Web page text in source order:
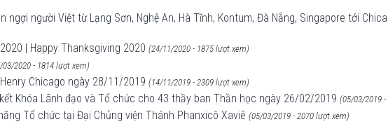
người Việt từ Lạng Sơn, Nghệ An, Hà Tĩnh, Kontum, Đà Nẵng, Singapore tới
| Happy Thanksgiving 2020 (24/11/2020 - 1875 lượt xem)
03/2020 - 1814 lượt xem)
Chicago ngày 28/11/2019 (14/11/2019 - 2309 lượt xem)
Khóa Lãnh đạo và Tổ chức cho 43 thầy ban Thần học ngày 26/02/2019 (05/03/2019
Tổ chức tại Đại Chủng viện Thánh Phanxicô Xaviê (05/03/2019 - 2070 lượt xem)